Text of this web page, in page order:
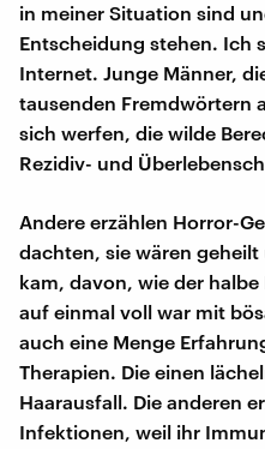
in meiner Situation sind
Entscheidung stehen. Ich
Internet. Junge Männer,
tausenden Fremdwörtern
sich werfen, die wilde
Rezidiv- und
Andere erzählen Horror-
dachten, sie wären
kam, davon, wie der
auf einmal voll war mit
auch eine Menge
Therapien. Die einen
Haarausfall. Die anderen
Infektionen, weil ihr